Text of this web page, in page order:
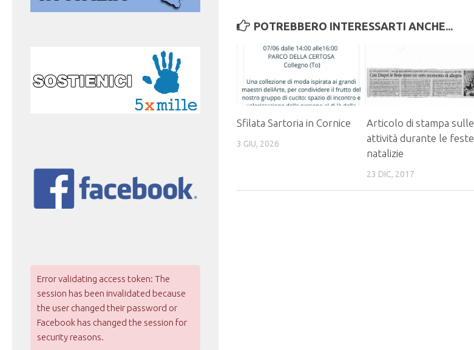
POTREBBERO INTERESSARTI ANCHE...
Sfilata Sartoria in Cornice
3 GIU, 2026
Articolo di stampa sulle
attività durante le feste
natalizie
23 DIC, 2017
Error validating access token: The
session has been invalidated because
the user changed their password or
Facebook has changed the session for
security reasons.